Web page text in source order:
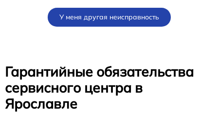
У меня другая неисправность
Гарантийные обязательства
сервисного центра в
Ярославле